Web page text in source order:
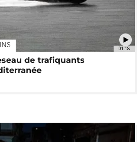
01:18
de trafiquants